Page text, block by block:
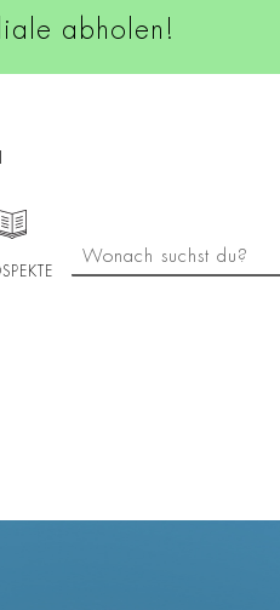
abholen!